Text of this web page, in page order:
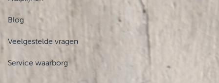
Blog
Veelgestelde vragen
Service waarborg